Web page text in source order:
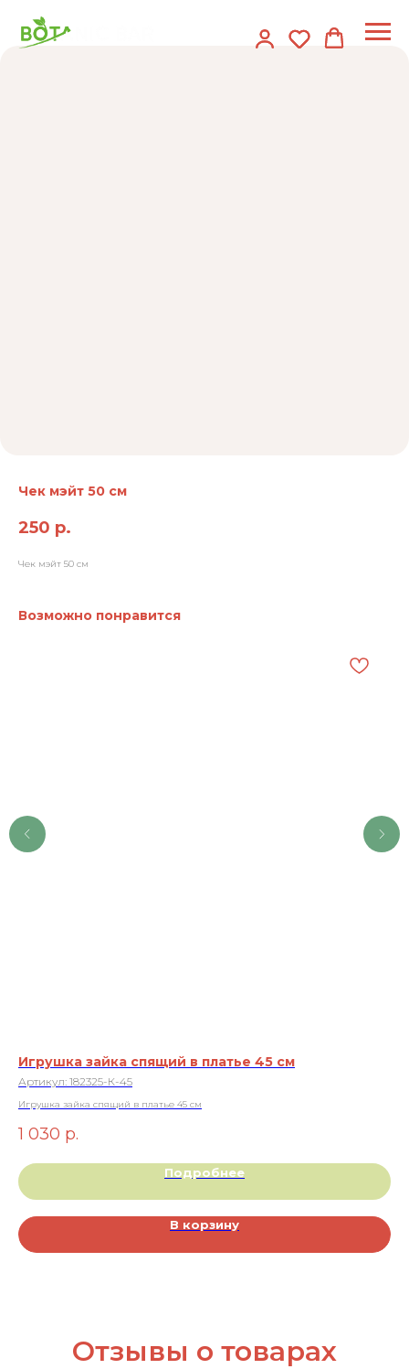
Чек мэйт 50 см
250 р.
Чек мэйт 50 см
Возможно понравится
Игрушка зайка спящий в платье 45 см
Артикул: 182325-К-45
Игрушка зайка спящий в платье 45 см
1 030 р.
Подробнее
В корзину
Отзывы о товарах